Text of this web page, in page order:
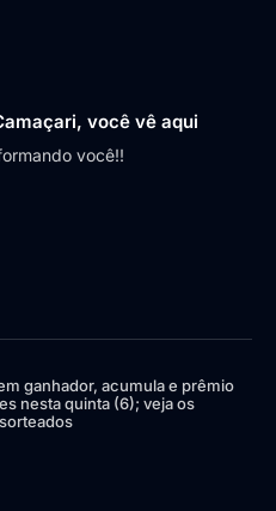
você vê aqui
você!!
ganhador, acumula e prêmio
nesta quinta (6); veja os